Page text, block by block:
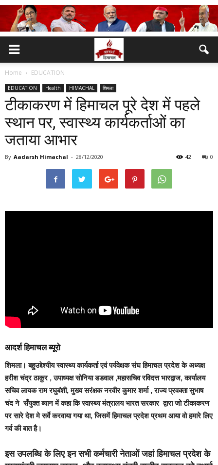
Home EDUCATION
EDUCATION Health HIMACHAL शिमला
टीकाकरण में हिमाचल पूरे देश में पहले
स्थान पर, स्वास्थ्य कार्यकर्ताओं का
जताया आभार
By Aadarsh Himachal - 28/12/2020 0
42
आदर्श हिमाचल ब्यूरो
शिमला। बहुउद्देश्यीय स्वास्थ्य कार्यकर्ता एवं पर्यवेक्षक संघ हिमाचल प्रदेश के अध्यक्ष
हरीश चंद्र ठाकुर , उपाध्यक्ष सोनिया डडवाल ,महासचिव रविदत्त भारद्वाज, कार्यालय
सचिव लायक राम रघुबंशी, मुख्य सरंक्षक नरवीर कुमार शर्मा , राज्य प्रवक्ता सुभाष
चंद ने सँयुक्त ब्यान में कहा कि स्वास्थ्य मंत्रालय भारत सरकार द्वारा जो टीकाकरण
पर सारे देश मे सर्वे करवाया गया था, जिसमें हिमाचल प्रदेश प्रथम आया वो हमारे लिए
गर्व की बात है।
इस उपलब्धि के लिए इन सभी कर्मचारी नेताओं जहां हिमाचल प्रदेश के